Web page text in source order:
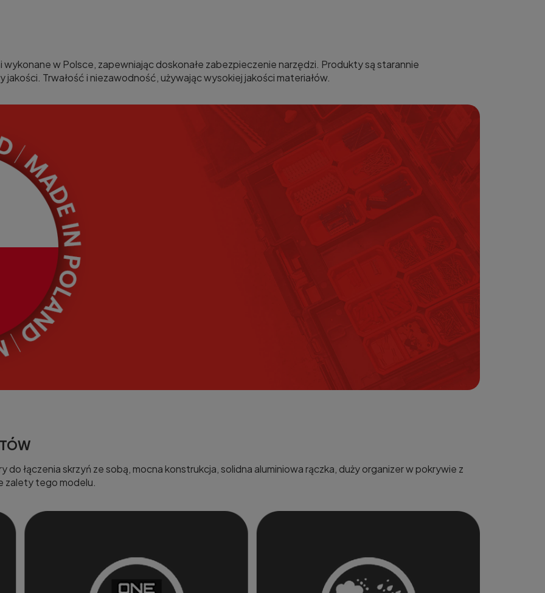
wykonane w Polsce, zapewniając doskonałe zabezpieczenie narzędzi. Produkty są starannie
Trwałość i niezawodność, używając wysokiej jakości materiałów.
łączenia skrzyń ze sobą, mocna konstrukcja, solidna aluminiowa rączka, duży organizer w pokrywie z
zalety tego modelu.